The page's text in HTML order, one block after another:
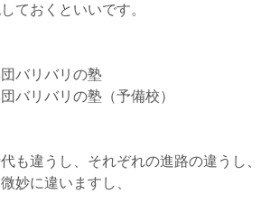
ておくといいです。
バリバリの塾
バリバリの塾（予備校）
も違うし、それぞれの進路の違うし、
妙に違いますし、